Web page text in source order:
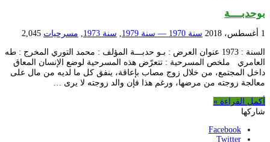
بوحدبــــة
1 أغسطس، 2018 سنة 1970 — سنة 1979 سنة 1973 مسرحيات 2,045
السنة : 1973 عنوان العرض : بـو حدبـــة المؤلف : محمد التوري المخرج : طه
العامري ملخص المسرحية : تتعرّض هذه المسرحية لوضع الإنسان المعاق
داخل المجتمع، من خلال زوج مصاب بإعاقة، ينفق كل ما لديه من مال على
معالجة زوجته من مرضها، ورغم هذا فإن والد زوجته لا يرى …
أكمل القراءة »
شاركها
Facebook
Twitter